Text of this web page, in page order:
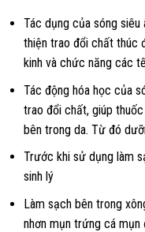
Tác dụng của sóng
thiện trao đổi chất thúc
kinh và chức năng các
Tác động hóa học của
trao đổi chất, giúp
bên trong da. Từ đó
Trước khi sử dụng làm
sinh lý
Làm sạch bên trong
nhơn mụn trứng cá mụn